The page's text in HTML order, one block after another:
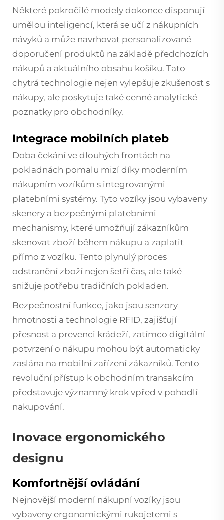
Některé pokročilé modely dokonce disponují
umělou inteligencí, která se učí z nákupních
návyků a může navrhovat personalizované
doporučení produktů na základě předchozích
nákupů a aktuálního obsahu košíku. Tato
chytrá technologie nejen vylepšuje zkušenost s
nákupy, ale poskytuje také cenné analytické
poznatky pro obchodníky.
Integrace mobilních plateb
Doba čekání ve dlouhých frontách na
pokladnách pomalu mizí díky moderním
nákupním vozíkům s integrovanými
platebními systémy. Tyto vozíky jsou vybaveny
skenery a bezpečnými platebními
mechanismy, které umožňují zákazníkům
skenovat zboží během nákupu a zaplatit
přímo z vozíku. Tento plynulý proces
odstranění zboží nejen šetří čas, ale také
snižuje potřebu tradičních pokladen.
Bezpečnostní funkce, jako jsou senzory
hmotnosti a technologie RFID, zajišťují
přesnost a prevenci krádeží, zatímco digitální
potvrzení o nákupu mohou být automaticky
zaslána na mobilní zařízení zákazníků. Tento
revoluční přístup k obchodním transakcím
představuje významný krok vpřed v pohodlí
nakupování.
Inovace ergonomického
designu
Komfortnější ovládání
Nejnovější moderní nákupní vozíky jsou
vybaveny ergonomickými rukojetemi s